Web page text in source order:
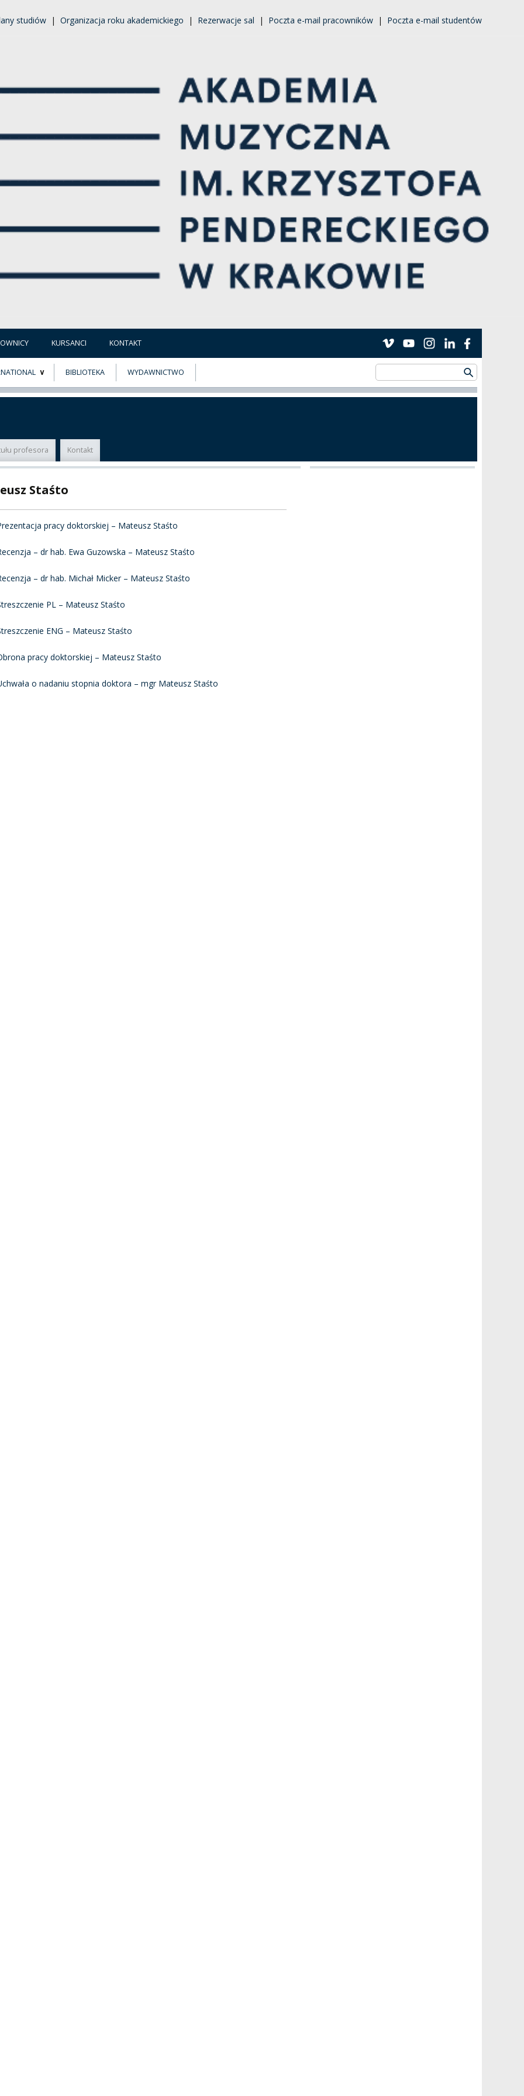
studiów | Organizacja roku akademickiego | Rezerwacje sal | Poczta e-mail pracowników | Poczta e-mail studentów
KURSANCI KONTAKT
BIBLIOTEKA WYDAWNICTWO
profesora Kontakt
Staśto
pracy doktorskiej – Mateusz Staśto
– dr hab. Ewa Guzowska – Mateusz Staśto
– dr hab. Michał Micker – Mateusz Staśto
PL – Mateusz Staśto
ENG – Mateusz Staśto
pracy doktorskiej – Mateusz Staśto
o nadaniu stopnia doktora – mgr Mateusz Staśto